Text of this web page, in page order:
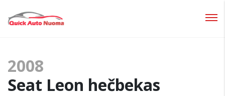
2008
Seat Leon hečbekas